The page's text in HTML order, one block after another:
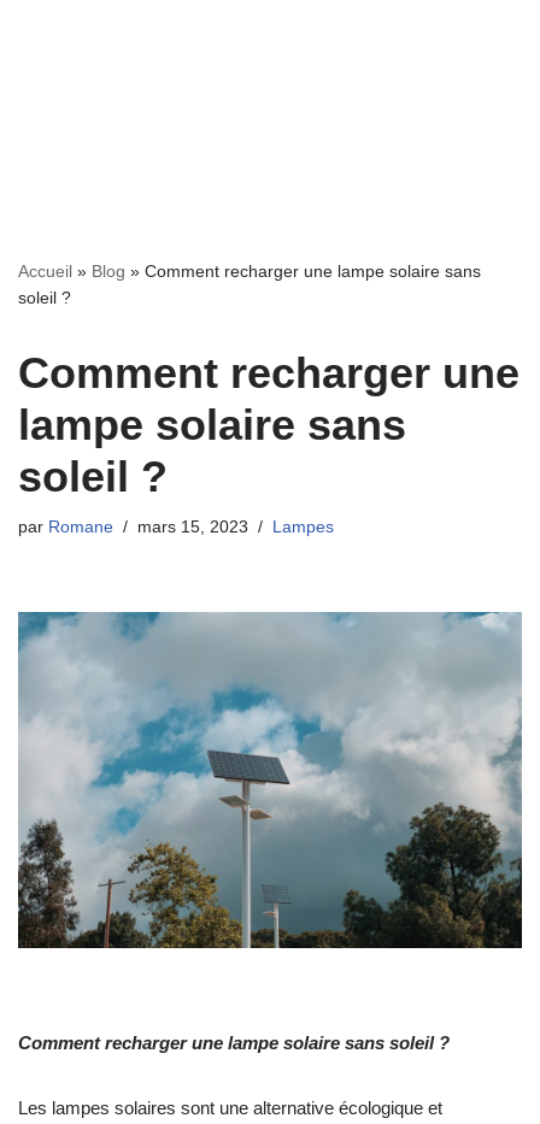
Accueil » Blog » Comment recharger une lampe solaire sans
soleil ?
Comment recharger une
lampe solaire sans
soleil ?
par Romane mars 15, 2023 Lampes
Comment recharger une lampe solaire sans soleil ?
Les lampes solaires sont une alternative écologique et